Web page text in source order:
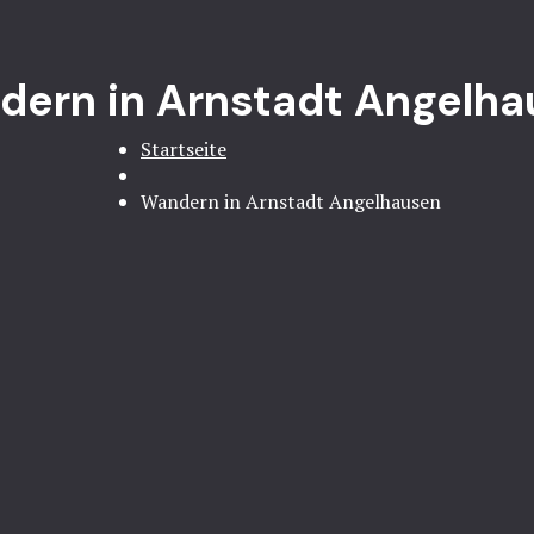
in Arnstadt
Startseite
Wandern in Arnstadt Angelhausen